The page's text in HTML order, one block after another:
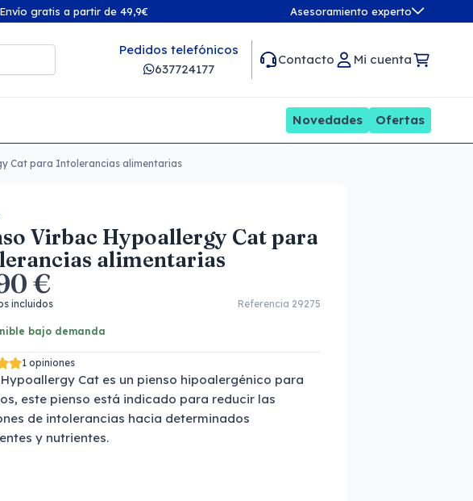
Envío gratis a partir de 49,9€ Asesoramiento experto
Pedidos telefónicos
637724177
Contacto Mi cuenta
Novedades Ofertas
Cat para Intolerancias alimentarias
Virbac Hypoallergy Cat para
alimentarias
€
incluidos Referencia 29275
bajo demanda
1 opiniones
Cat es un pienso hipoalergénico para
este pienso está indicado para reducir las
de intolerancias hacia determinados
y nutrientes.